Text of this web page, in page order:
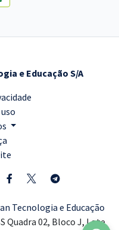
e Educação S/A
Tecnologia e Educação
Quadra 02, Bloco J, Lote